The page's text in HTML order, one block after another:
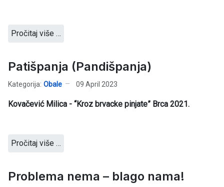
Pročitaj više …
Patišpanja (Pandišpanja)
Kategorija: Obale 09 April 2023
Kovačević Milica - “Kroz brvacke pinjate” Brca 2021.
Pročitaj više …
Problema nema – blago nama!